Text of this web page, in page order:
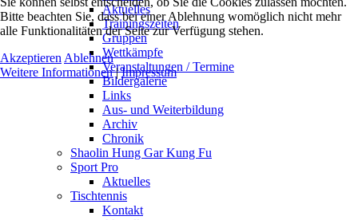
Aktuelles
Trainingszeiten
Gruppen
Wettkämpfe
Veranstaltungen / Termine
Bildergalerie
Links
Aus- und Weiterbildung
Archiv
Chronik
Shaolin Hung Gar Kung Fu
Sport Pro
Aktuelles
Tischtennis
Kontakt
Bitte beachten Sie, dass bei einer Ablehnung womöglich nicht mehr
alle Funktionalitäten der Seite zur Verfügung stehen.
Akzeptieren Ablehnen
Weitere Informationen|Impressum